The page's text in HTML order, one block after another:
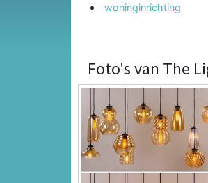
woninginrichting
Foto's van The